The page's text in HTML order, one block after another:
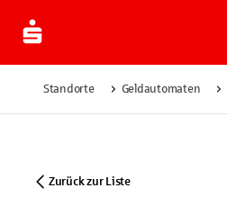
Standorte Geldautomaten
Zurück zur Liste